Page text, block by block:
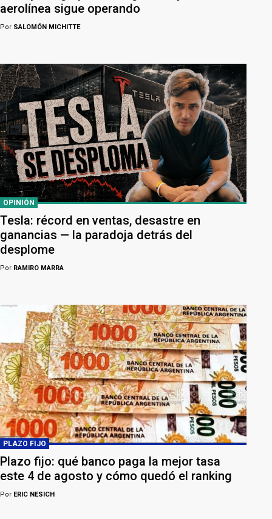
aerolínea sigue operando
Por SALOMÓN MICHITTE
OPINIÓN
Tesla: récord en ventas, desastre en
ganancias — la paradoja detrás del
desplome
Por RAMIRO MARRA
PLAZO FIJO
Plazo fijo: qué banco paga la mejor tasa
este 4 de agosto y cómo quedó el ranking
Por ERIC NESICH